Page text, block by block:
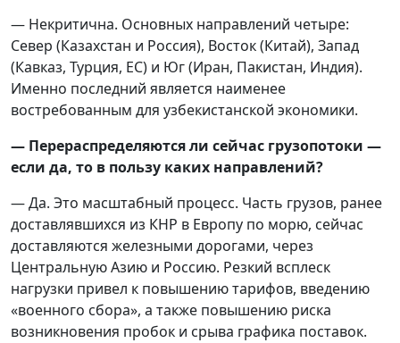
— Некритична. Основных направлений четыре:
Север (Казахстан и Россия), Восток (Китай), Запад
(Кавказ, Турция, ЕС) и Юг (Иран, Пакистан, Индия).
Именно последний является наименее
востребованным для узбекистанской экономики.
— Перераспределяются ли сейчас грузопотоки —
если да, то в пользу каких направлений?
— Да. Это масштабный процесс. Часть грузов, ранее
доставлявшихся из КНР в Европу по морю, сейчас
доставляются железными дорогами, через
Центральную Азию и Россию. Резкий всплеск
нагрузки привел к повышению тарифов, введению
«военного сбора», а также повышению риска
возникновения пробок и срыва графика поставок.